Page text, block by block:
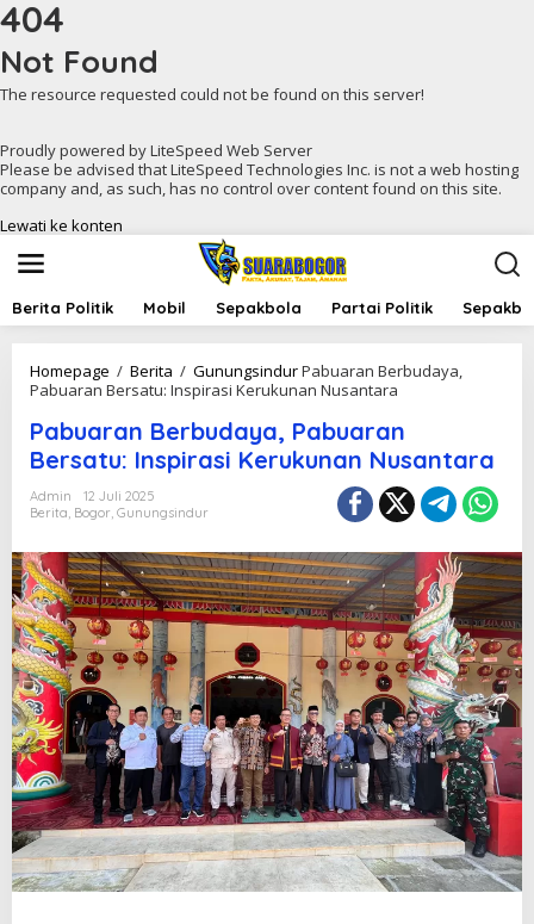
404
Not Found
The resource requested could not be found on this server!
Proudly powered by LiteSpeed Web Server
Please be advised that LiteSpeed Technologies Inc. is not a web hosting
company and, as such, has no control over content found on this site.
Lewati ke konten
Berita Politik Mobil Sepakbola Partai Politik
Homepage / Berita / GunungsindurPabuaran Berbudaya,
Pabuaran Bersatu: Inspirasi Kerukunan Nusantara
Pabuaran Berbudaya, Pabuaran
Bersatu: Inspirasi Kerukunan Nusantara
Admin
12 Juli 2025
Berita, Bogor, Gunungsindur